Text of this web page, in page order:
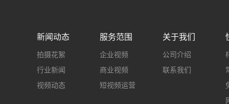
新闻动态
拍摄花絮
行业新闻
视频动态
服务范围
企业视频
商业视频
短视频运营
关于我们
公司介绍
联系我们